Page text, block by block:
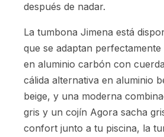
después de nadar.
La tumbona Jimena está
que se adaptan
en aluminio carbón con
cálida alternativa en aluminio
beige, y una moderna
gris y un cojín Agora sacha
confort junto a tu piscina, la